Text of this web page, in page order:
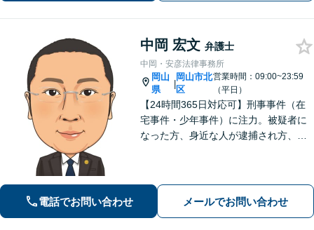
中岡 宏文 弁護士
中岡・安彦法律事務所
岡山
県
|
岡山市北
区
営業時間：09:00~23:59
（平日）
【24時間365日対応可】刑事事件（在
宅事件・少年事件）に注力。被疑者に
なった方、身近な人が逮捕され方、す
電話でお問い合わせ メールでお問い合わせ